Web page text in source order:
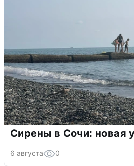
Сирены в Сочи: новая
6 августа 0